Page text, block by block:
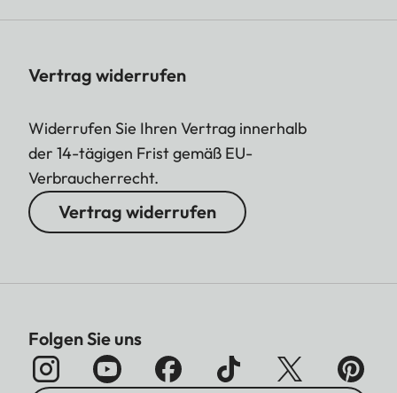
Vertrag widerrufen
Widerrufen Sie Ihren Vertrag innerhalb
der 14-tägigen Frist gemäß EU-
Verbraucherrecht.
Vertrag widerrufen
Folgen Sie uns